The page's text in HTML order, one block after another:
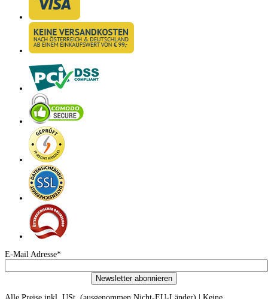
E-Mail Adresse*
Newsletter abonnieren